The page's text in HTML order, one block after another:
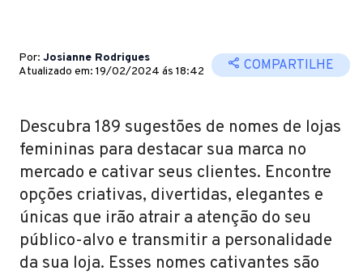
Por: Josianne Rodrigues
Atualizado em: 19/02/2024 ás 18:42
COMPARTILHE
Descubra 189 sugestões de nomes de lojas
femininas para destacar sua marca no
mercado e cativar seus clientes. Encontre
opções criativas, divertidas, elegantes e
únicas que irão atrair a atenção do seu
público-alvo e transmitir a personalidade
da sua loja. Esses nomes cativantes são